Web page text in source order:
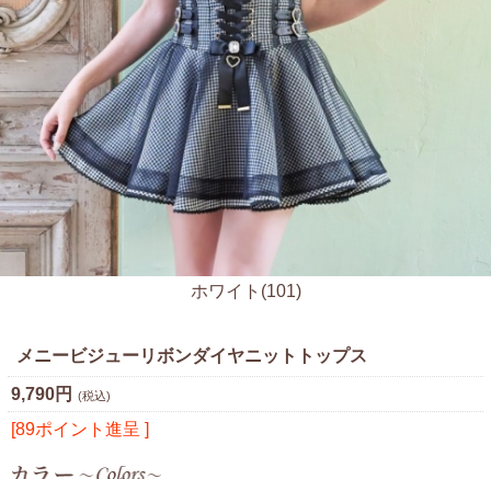
ホワイト(101)
メニービジューリボンダイヤニットトップス
9,790円 (税込)
[89ポイント進呈 ]